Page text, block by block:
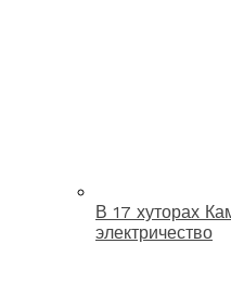
В 17 хуторах
электричество